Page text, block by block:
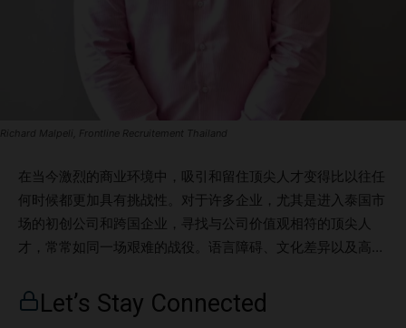
Richard Malpeli, Frontline Recruitement Thailand
在当今激烈的商业环境中，吸引和留住顶尖人才变得比以往任
何时候都更加具有挑战性。对于许多企业，尤其是进入泰国市
场的初创公司和跨国企业，寻找与公司价值观相符的顶尖人
才，常常如同一场艰难的战役。语言障碍、文化差异以及高需
丰富经验的Frontline Recruitment Thailand创始人Richard
Malpeli深入分析了泰国招聘市场的变化，并为企业提供了在
Let’s Stay Connected